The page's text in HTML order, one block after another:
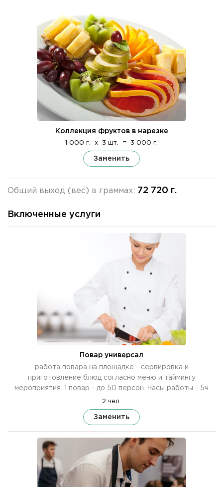
Коллекция фруктов в нарезке
1 000 г. x 3 шт. = 3 000 г.
Заменить
Общий выход (вес) в граммах: 72 720 г.
Включенные услуги
Повар универсал
работа повара на площадке - сервировка и
приготовление блюд согласно меню и таймингу
мероприятия. 1 повар - до 50 персон. Часы работы - 5ч
2 чел.
Заменить